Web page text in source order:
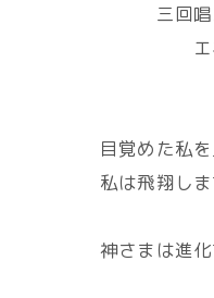
三回唱え
エネル
幸せ
目覚めた私
私は飛翔し
神さまは進